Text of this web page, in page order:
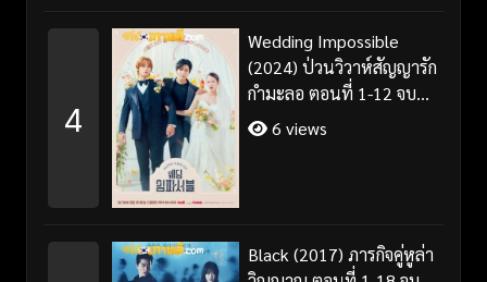
4
Wedding Impossible
(2024) ป่วนวิวาห์สัญญารัก
กำมะลอ ตอนที่ 1-12 จบ
พากย์ไทย/ซับไทย
6 views
Black (2017) ภารกิจคู่หูล่า